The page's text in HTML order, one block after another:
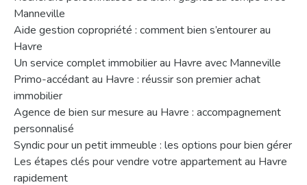
Manneville
Aide gestion copropriété : comment bien s’entourer au
Havre
Un service complet immobilier au Havre avec Manneville
Primo-accédant au Havre : réussir son premier achat
immobilier
Agence de bien sur mesure au Havre : accompagnement
personnalisé
Syndic pour un petit immeuble : les options pour bien gérer
Les étapes clés pour vendre votre appartement au Havre
rapidement